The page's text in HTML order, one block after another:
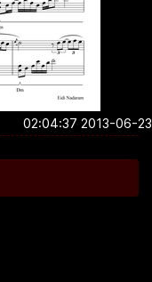
2013-06-23